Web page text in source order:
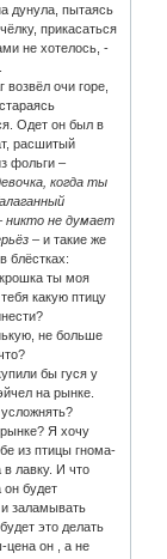
дунула, пытаясь
прикасаться
не хотелось, -
очи горе,
Одет он был в
расшитый
фольги –
когда ты
никто не думает
– и такие же
блёстках:
ты моя
какую птицу
не больше
бы гуся у
на рынке.
Я хочу
из птицы гнома-
в лавку. И что
он будет
заламывать
это делать
цена он , а не